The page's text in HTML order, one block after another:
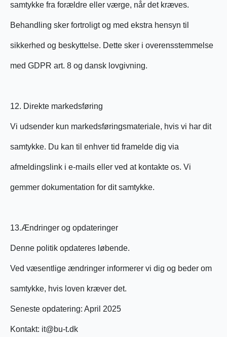
samtykke fra forældre eller værge, når det kræves.
Behandling sker fortroligt og med ekstra hensyn til
sikkerhed og beskyttelse. Dette sker i overensstemmelse
med GDPR art. 8 og dansk lovgivning.
12. Direkte markedsføring
Vi udsender kun markedsføringsmateriale, hvis vi har dit
samtykke. Du kan til enhver tid framelde dig via
afmeldingslink i e-mails eller ved at kontakte os. Vi
gemmer dokumentation for dit samtykke.
13.Ændringer og opdateringer
Denne politik opdateres løbende.
Ved væsentlige ændringer informerer vi dig og beder om
samtykke, hvis loven kræver det.
Seneste opdatering: April 2025
Kontakt: it@bu-t.dk